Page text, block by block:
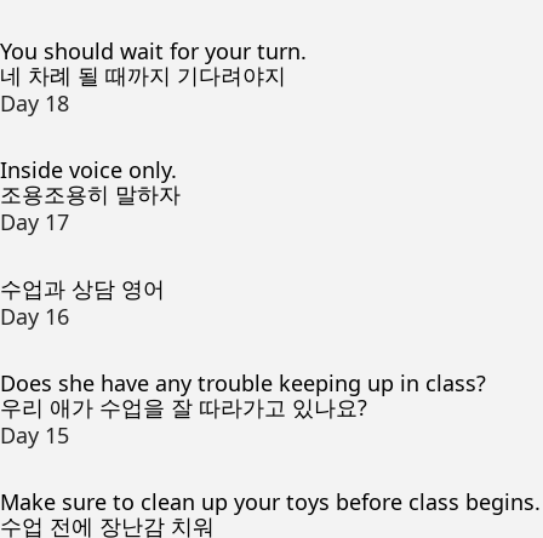
You should wait for your turn.
네 차례 될 때까지 기다려야지
Day 18
Inside voice only.
조용조용히 말하자
Day 17
수업과 상담 영어
Day 16
Does she have any trouble keeping up in class?
우리 애가 수업을 잘 따라가고 있나요?
Day 15
Make sure to clean up your toys before class begins.
수업 전에 장난감 치워